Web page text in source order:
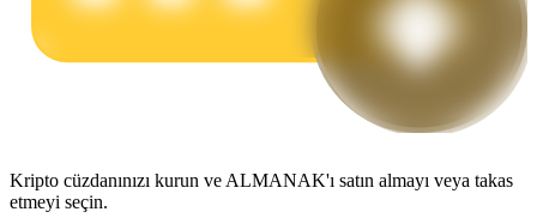
Günlük rekabetçi ödüller kazanın
Kripto cüzdanınızı kurun ve ALMANAK'ı satın almayı veya takas
etmeyi seçin.